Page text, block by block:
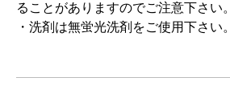
ることがありますのでご注意下さい。
・洗剤は無蛍光洗剤をご使用下さい。